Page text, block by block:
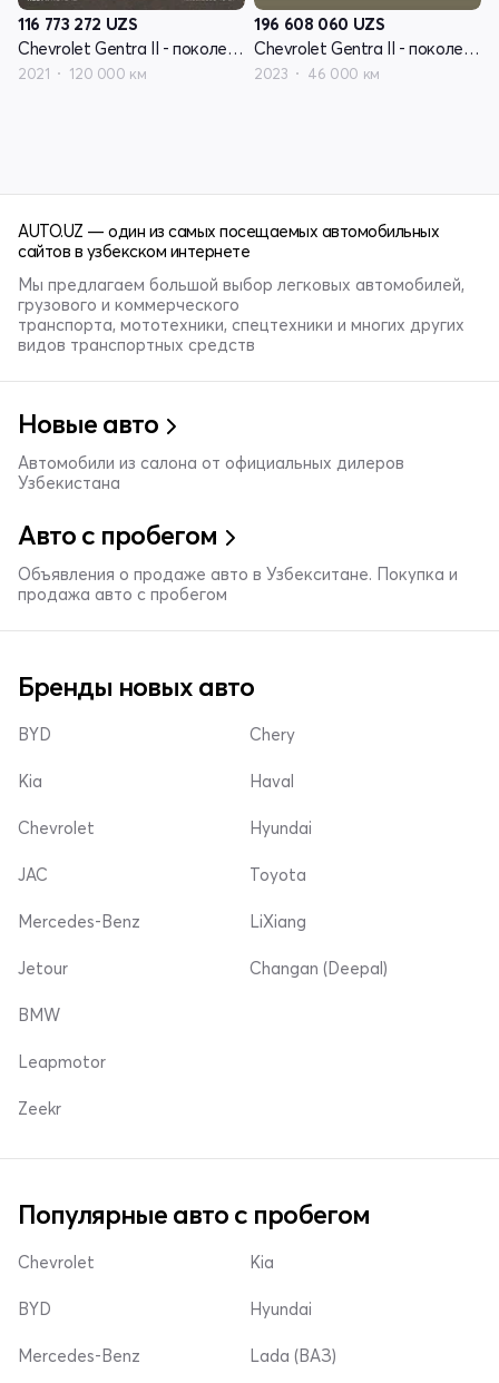
116 773 272 UZS
Chevrolet Gentra II - поколение
2021 120 000 км
196 608 060 UZS
Chevrolet Gentra II - поколение
2023 46 000 км
AUTO.UZ — один из самых посещаемых автомобильных
сайтов в узбекском интернете
Мы предлагаем большой выбор легковых автомобилей,
грузового и коммерческого
транспорта, мототехники, спецтехники и многих других
видов транспортных средств
Новые авто
Автомобили из салона от официальных дилеров
Узбекистана
Авто с пробегом
Объявления о продаже авто в Узбекситане. Покупка и
продажа авто с пробегом
Бренды новых авто
BYD
Kia
Chevrolet
Chery
Haval
Hyundai
JAC
Mercedes-Benz
Jetour
Toyota
LiXiang
Changan (Deepal)
BMW
Leapmotor
Zeekr
Популярные авто с пробегом
Chevrolet
BYD
Mercedes-Benz
Kia
Hyundai
Lada (ВАЗ)